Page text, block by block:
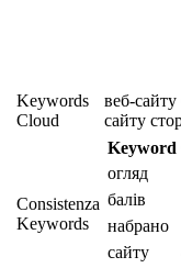
Keywords
Cloud
веб-сайту
сайту
Consistenza
Keywords
Keyword
огляд
балів
набрано
сайту